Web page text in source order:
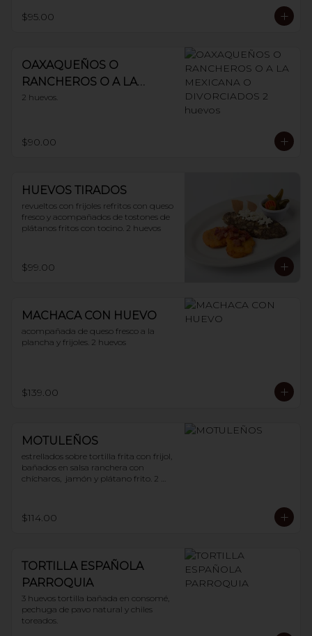
$95.00
OAXAQUEÑOS O
RANCHEROS O A LA
MEXICANA O
2 huevos.
$90.00
HUEVOS TIRADOS
revueltos con frijoles refritos con queso
fresco y acompañados de tostones de
plátanos fritos con tocino. 2 huevos
$99.00
MACHACA CON HUEVO
acompañada de queso fresco a la
plancha y frijoles. 2 huevos
$139.00
MOTULEÑOS
estrellados sobre tortilla frita con frijol,
bañados en salsa ranchera con
chícharos,  jamón y plátano frito. 2
$114.00
TORTILLA ESPAÑOLA
PARROQUIA
3 huevos tortilla bañada en consomé,
pechuga de pavo natural y chiles
toreados.